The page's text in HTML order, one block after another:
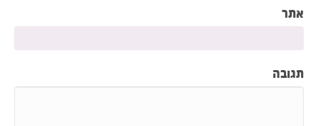
אתר
תגובה